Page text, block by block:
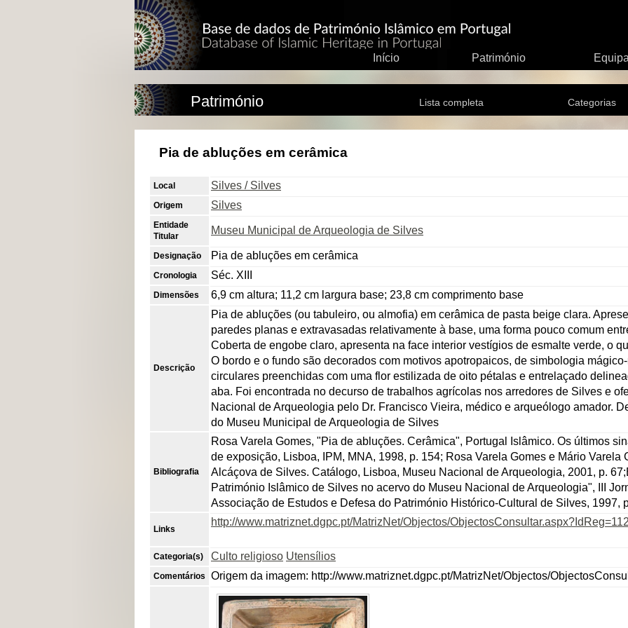
Início Património Equipa
Património Lista completa Categorias
Pia de abluções em cerâmica
Local Silves / Silves
Origem Silves
Entidade
Titular
Museu Municipal de Arqueologia de Silves
Designação Pia de abluções em cerâmica
Cronologia Séc. XIII
Dimensões 6,9 cm altura; 11,2 cm largura base; 23,8 cm comprimento base
Descrição
Pia de abluções (ou tabuleiro, ou almofia) em cerâmica de pasta beige clara.
paredes planas e extravasadas relativamente à base, uma forma pouco comum
Coberta de engobe claro, apresenta na face interior vestígios de esmalte verde, o
O bordo e o fundo são decorados com motivos apotropaicos, de simbologia
circulares preenchidas com uma flor estilizada de oito pétalas e entrelaçado
aba. Foi encontrada no decurso de trabalhos agrícolas nos arredores de Silves e
Nacional de Arqueologia pelo Dr. Francisco Vieira, médico e arqueólogo amador.
do Museu Municipal de Arqueologia de Silves
Bibliografia
Rosa Varela Gomes, "Pia de abluções. Cerâmica", Portugal Islâmico. Os últimos
de exposição, Lisboa, IPM, MNA, 1998, p. 154; Rosa Varela Gomes e Mário Varela
Alcáçova de Silves. Catálogo, Lisboa, Museu Nacional de Arqueologia, 2001, p.
Património Islâmico de Silves no acervo do Museu Nacional de Arqueologia", III
Associação de Estudos e Defesa do Património Histórico-Cultural de Silves, 1997,
Links
http://www.matriznet.dgpc.pt/MatrizNet/Objectos/
Categoria(s) Culto religioso Utensílios
Comentários Origem da imagem: http://www.matriznet.dgpc.pt/MatrizNet/Objectos/